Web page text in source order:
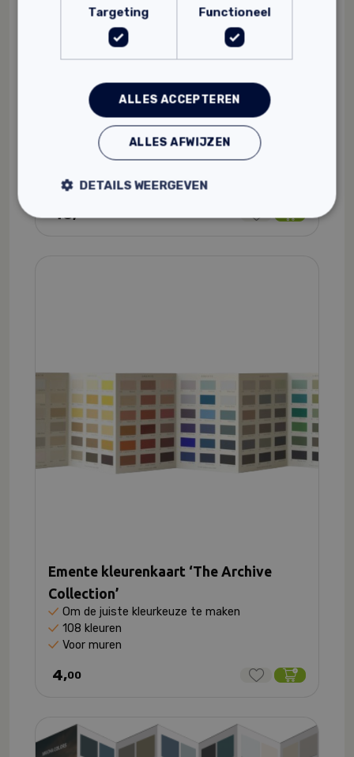
KEIM Kleurenwaaier Exclusiv (borg)
Om de juiste kleurkeuze te maken
Voor de binnen- en buitenzijde van gebouwen
45,
Emente kleurenkaart ‘The Archive
Collection’
Om de juiste kleurkeuze te maken
108 kleuren
Voor muren
4,00
Targeting Functioneel
ALLES ACCEPTEREN
ALLES AFWIJZEN
DETAILS WEERGEVEN